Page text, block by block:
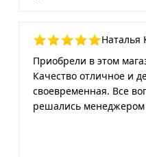
Наталья
Приобрели в этом
Качество отличное и
своевременная. Все
решались менеджером